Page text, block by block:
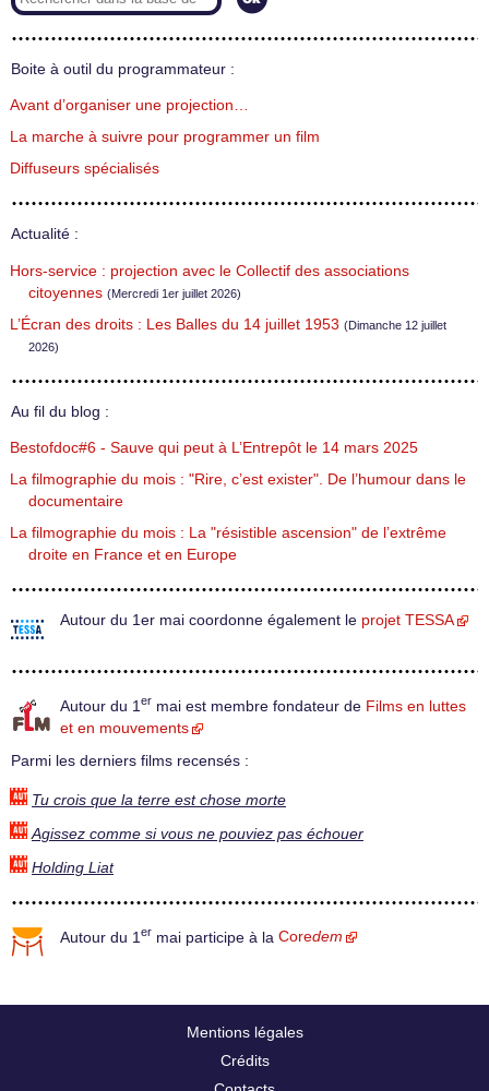
Boite à outil du programmateur :
Avant d’organiser une projection…
La marche à suivre pour programmer un film
Diffuseurs spécialisés
Actualité :
Hors-service : projection avec le Collectif des associations
citoyennes (Mercredi 1er juillet 2026)
L’Écran des droits : Les Balles du 14 juillet 1953 (Dimanche 12 juillet
2026)
Au fil du blog :
Bestofdoc#6 - Sauve qui peut à L’Entrepôt le 14 mars 2025
La filmographie du mois : "Rire, c’est exister". De l’humour dans le
documentaire
La filmographie du mois : La "résistible ascension" de l’extrême
droite en France et en Europe
Autour du 1er mai coordonne également le projet TESSA
Autour du 1 er mai est membre fondateur de Films en luttes
et en mouvements
Parmi les derniers films recensés :
Tu crois que la terre est chose morte
Agissez comme si vous ne pouviez pas échouer
Holding Liat
Autour du 1 er mai participe à la Coredem
Mentions légales
Crédits